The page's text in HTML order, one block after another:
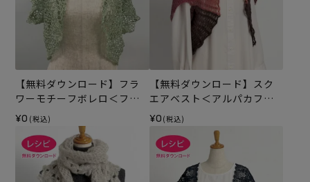
【無料ダウンロード】フラ
ワーモチーフボレロ＜ファ
インリネン＞（レシピ）
¥0 (税込)
【無料ダウンロード】スク
エアベスト＜アルパカフロ
ート＞（レシピ）
¥0 (税込)